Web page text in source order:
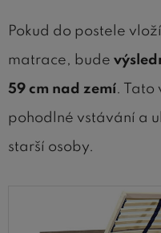
Pokud do postele
matrace, bude
59 cm nad zemí .
pohodlné vstávání a
starší osoby.